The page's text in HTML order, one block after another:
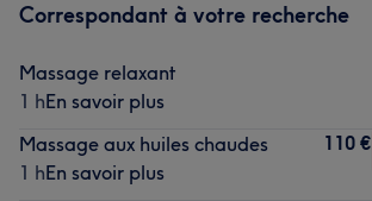
Correspondant à votre recherche
Massage relaxant
1 hEn savoir plus
Massage aux huiles chaudes
1 hEn savoir plus
110 €